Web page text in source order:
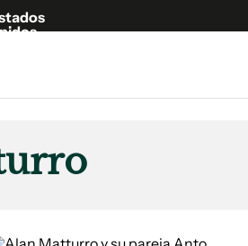
Fúnebres